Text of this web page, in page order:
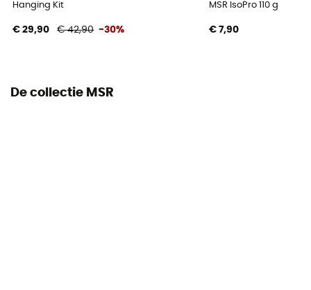
Hanging Kit
€ 29,90 € 42,90 -30%
MSR IsoPro 110 g
€ 7,90
De collectie MSR